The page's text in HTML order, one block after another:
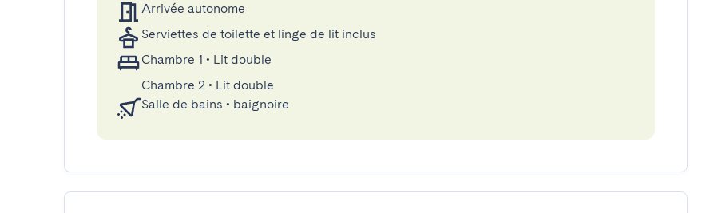
Arrivée autonome
Serviettes de toilette et linge de lit inclus
Chambre 1 • Lit double
Chambre 2 • Lit double
Salle de bains • baignoire